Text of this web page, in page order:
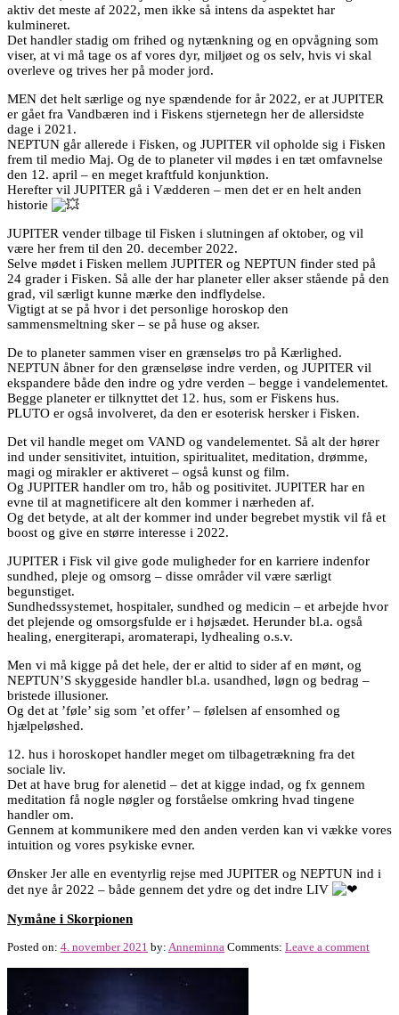
aktiv det meste af 2022, men ikke så intens da aspektet har
kulmineret.
Det handler stadig om frihed og nytænkning og en opvågning som
viser, at vi må tage os af vores dyr, miljøet og os selv, hvis vi skal
overleve og trives her på moder jord.
MEN det helt særlige og nye spændende for år 2022, er at JUPITER
er gået fra Vandbæren ind i Fiskens stjernetegn her de allersidste
dage i 2021.
NEPTUN går allerede i Fisken, og JUPITER vil opholde sig i Fisken
frem til medio Maj. Og de to planeter vil mødes i en tæt omfavnelse
den 12. april – en meget kraftfuld konjunktion.
Herefter vil JUPITER gå i Vædderen – men det er en helt anden
historie
JUPITER vender tilbage til Fisken i slutningen af oktober, og vil
være her frem til den 20. december 2022.
Selve mødet i Fisken mellem JUPITER og NEPTUN finder sted på
24 grader i Fisken. Så alle der har planeter eller akser stående på den
grad, vil særligt kunne mærke den indflydelse.
Vigtigt at se på hvor i det personlige horoskop den
sammensmeltning sker – se på huse og akser.
De to planeter sammen viser en grænseløs tro på Kærlighed.
NEPTUN åbner for den grænseløse indre verden, og JUPITER vil
ekspandere både den indre og ydre verden – begge i vandelementet.
Begge planeter er tilknyttet det 12. hus, som er Fiskens hus.
PLUTO er også involveret, da den er esoterisk hersker i Fisken.
Det vil handle meget om VAND og vandelementet. Så alt der hører
ind under sensitivitet, intuition, spiritualitet, meditation, drømme,
magi og mirakler er aktiveret – også kunst og film.
Og JUPITER handler om tro, håb og positivitet. JUPITER har en
evne til at magnetificere alt den kommer i nærheden af.
Og det betyde, at alt der kommer ind under begrebet mystik vil få et
boost og give en større interesse i 2022.
JUPITER i Fisk vil give gode muligheder for en karriere indenfor
sundhed, pleje og omsorg – disse områder vil være særligt
begunstiget.
Sundhedssystemet, hospitaler, sundhed og medicin – et arbejde hvor
det plejende og omsorgsfulde er i højsædet. Herunder bl.a. også
healing, energiterapi, aromaterapi, lydhealing o.s.v.
Men vi må kigge på det hele, der er altid to sider af en mønt, og
NEPTUN’S skyggeside handler bl.a. usandhed, løgn og bedrag –
bristede illusioner.
Og det at ’føle’ sig som ’et offer’ – følelsen af ensomhed og
hjælpeløshed.
12. hus i horoskopet handler meget om tilbagetrækning fra det
sociale liv.
Det at have brug for alenetid – det at kigge indad, og fx gennem
meditation få nogle nøgler og forståelse omkring hvad tingene
handler om.
Gennem at kommunikere med den anden verden kan vi vække vores
intuition og vores psykiske evner.
Ønsker Jer alle en eventyrlig rejse med JUPITER og NEPTUN ind i
det nye år 2022 – både gennem det ydre og det indre LIV
Nymåne i Skorpionen
Posted on: 4. november 2021 by: Anneminna Comments: Leave a comment